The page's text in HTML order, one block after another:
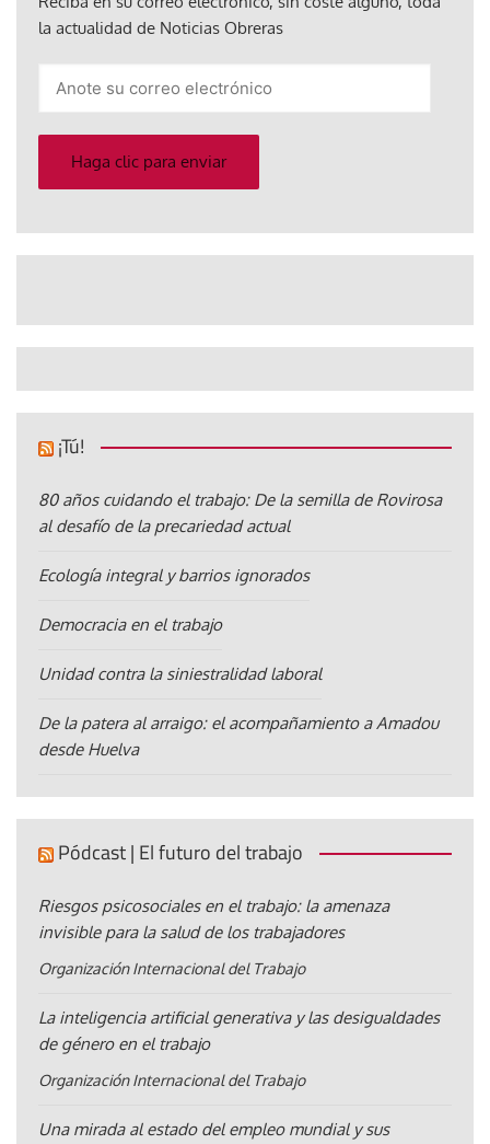
la actualidad de Noticias Obreras
electrónico
Haga clic para enviar
¡Tú!
80 años cuidando el trabajo: De la semilla de Rovirosa
al desafío de la precariedad actual
Ecología integral y barrios ignorados
Democracia en el trabajo
Unidad contra la siniestralidad laboral
De la patera al arraigo: el acompañamiento a Amadou
desde Huelva
Pódcast | El futuro del trabajo
Riesgos psicosociales en el trabajo: la amenaza
invisible para la salud de los trabajadores
Organización Internacional del Trabajo
La inteligencia artificial generativa y las desigualdades
de género en el trabajo
Organización Internacional del Trabajo
Una mirada al estado del empleo mundial y sus